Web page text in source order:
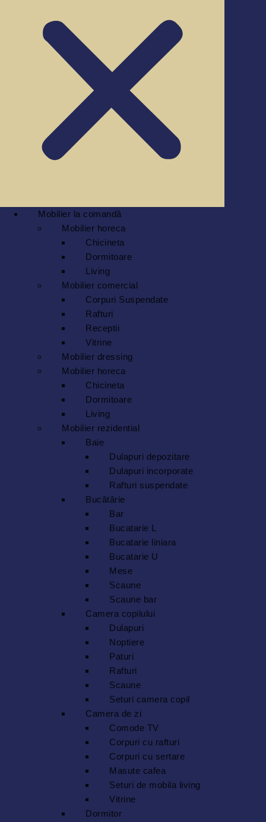
Mobilier la comandă
Mobilier horeca
Chicineta
Dormitoare
Living
Mobilier comercial
Corpuri Suspendate
Rafturi
Receptii
Vitrine
Mobilier dressing
Mobilier horeca
Chicineta
Dormitoare
Living
Mobilier rezidential
Baie
Dulapuri depozitare
Dulapuri incorporate
Rafturi suspendate
Bucătărie
Bar
Bucatarie L
Bucatarie liniara
Bucatarie U
Mese
Scaune
Scaune bar
Camera copilului
Dulapuri
Noptiere
Paturi
Rafturi
Scaune
Seturi camera copil
Camera de zi
Comode TV
Corpuri cu rafturi
Corpuri cu sertare
Masute cafea
Seturi de mobila living
Vitrine
Dormitor